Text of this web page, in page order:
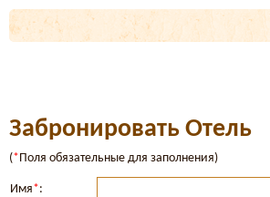
Забронировать Отель
(*Поля обязательные для заполнения)
Имя*: